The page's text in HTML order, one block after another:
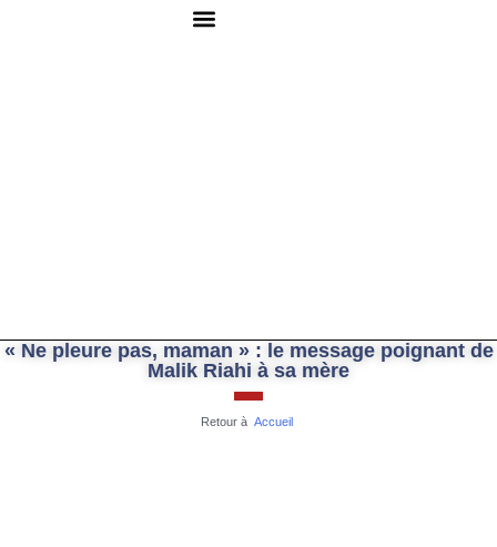
« Ne pleure pas, maman » : le message poignant de
Malik Riahi à sa mère
Retour à Accueil